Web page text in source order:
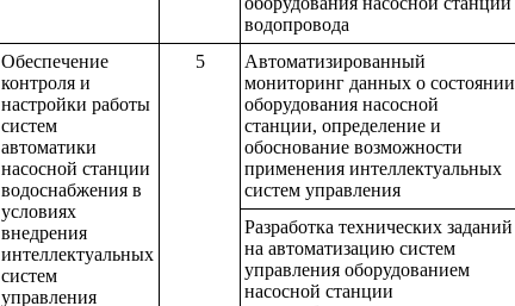
водопровода
Обеспечение
контроля и
настройки работы
систем
автоматики
насосной станции
водоснабжения в
условиях
внедрения
интеллектуальных
систем
управления
5
Автоматизированный
мониторинг данных о состоянии
оборудования насосной
станции, определение и
обоснование возможности
применения интеллектуальных
систем управления
Разработка технических заданий
на автоматизацию систем
управления оборудованием
насосной станции